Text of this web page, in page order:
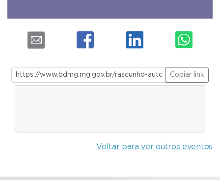
Copiar link
Voltar para ver outros eventos